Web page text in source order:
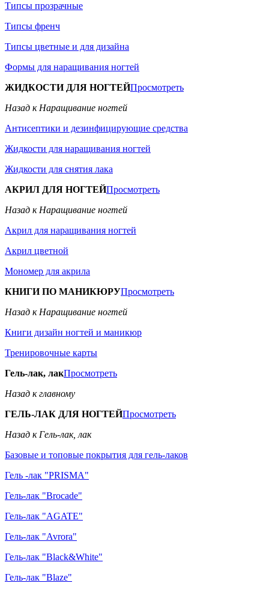
Типсы прозрачные
Типсы френч
Типсы цветные и для дизайна
Формы для наращивания ногтей
ЖИДКОСТИ ДЛЯ НОГТЕЙПросмотреть
Назад к Наращивание ногтей
Антисептики и дезинфицирующие средства
Жидкости для наращивания ногтей
Жидкости для снятия лака
АКРИЛ ДЛЯ НОГТЕЙПросмотреть
Назад к Наращивание ногтей
Акрил для наращивания ногтей
Акрил цветной
Мономер для акрила
КНИГИ ПО МАНИКЮРУПросмотреть
Назад к Наращивание ногтей
Книги дизайн ногтей и маникюр
Тренировочные карты
Гель-лак, лакПросмотреть
Назад к главному
ГЕЛЬ-ЛАК ДЛЯ НОГТЕЙПросмотреть
Назад к Гель-лак, лак
Базовые и топовые покрытия для гель-лаков
Гель -лак "PRISMA"
Гель-лак "Brocade"
Гель-лак "AGATE"
Гель-лак "Avrora"
Гель-лак "Black&White"
Гель-лак "Blaze"